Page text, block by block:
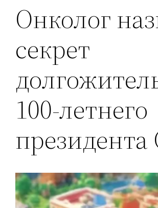
Онколог
секрет
100-летнего